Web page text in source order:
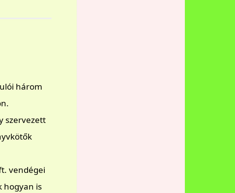
három
szervezett
vendégei
hogyan is